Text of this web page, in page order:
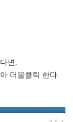
면,
더블클릭 한다.